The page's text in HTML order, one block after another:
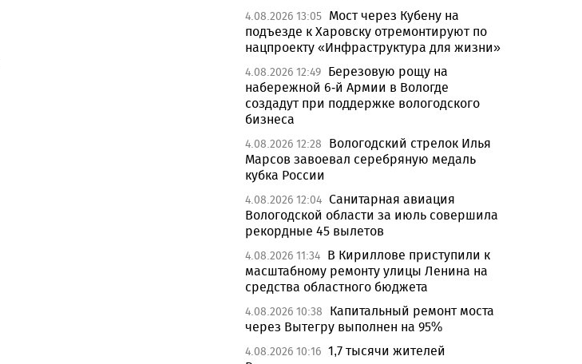
4.08.2026 13:05 Мост через Кубену на
подъезде к Харовску отремонтируют по
нацпроекту «Инфраструктура для жизни»
4.08.2026 12:49 Березовую рощу на
набережной 6-й Армии в Вологде
создадут при поддержке вологодского
бизнеса
4.08.2026 12:28
Вологодский стрелок Илья
Марсов завоевал серебряную медаль
кубка России
4.08.2026 12:04 Санитарная авиация
Вологодской области за июль совершила
рекордные 45 вылетов
4.08.2026 11:34 В Кириллове приступили к
масштабному ремонту улицы Ленина на
средства областного бюджета
4.08.2026 10:38
Капитальный ремонт моста
через Вытегру выполнен на 95%
4.08.2026 10:16 1,7 тысячи жителей